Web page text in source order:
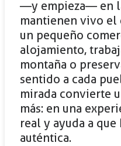
—y empieza— en
mantienen vivo el
un pequeño
alojamiento,
montaña o
sentido a cada
mirada convierte
más: en una
real y ayuda a
auténtica.